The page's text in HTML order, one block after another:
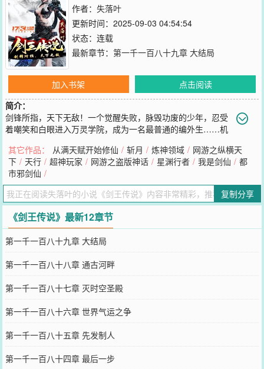
作者： 失落叶
更新时间：2025-09-03 04:54:54
状态：连载
最新章节： 第一千一百八十九章 大结局
加入书架
点击阅读
简介：
剑锋所指，天下无敌！一个觉醒失败，脉毁功废的少年，忍受
着嘲笑和白眼进入万灵学院，成为一名最普通的编外生……机
持剑纵横龙灵大陆。
——————————————————————①群577150731②
群428545141③群11267222
您要是觉得《剑王传说》还不错的话请不要忘记向您QQ群和微博微信
里的朋友推荐哦！
其它作品： 从满天赋开始修仙 / 斩月 / 炼神领域 / 网游之纵横天
下 / 天行 / 超神玩家 / 网游之盗版神话 / 星渊行者 / 我是剑仙 / 都
市邪剑仙 /
复制分享
《剑王传说》最新12章节
第一千一百八十九章 大结局
第一千一百八十八章 通古河畔
第一千一百八十七章 灭时空圣殿
第一千一百八十六章 世界气运之争
第一千一百八十五章 先发制人
第一千一百八十四章 最后一步